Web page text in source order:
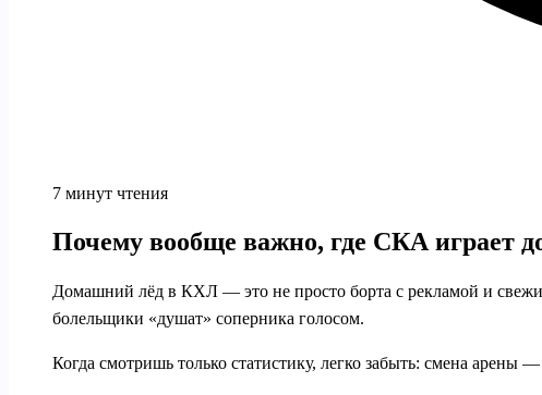
7 минут чтения
Почему вообще важно, где СКА играет
Домашний лёд в КХЛ — это не просто борта с рекламой и
болельщики «душат» соперника голосом.
Когда смотришь только статистику, легко забыть: смена арены